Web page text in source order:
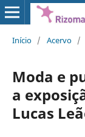
Início / Acervo /
Moda e
a
Lucas